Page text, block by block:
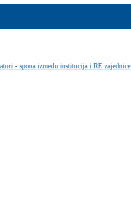
- spona između institucija i RE zajednice